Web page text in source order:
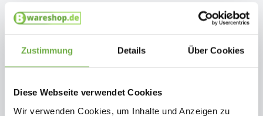
Zustimmung Details Über Cookies
Diese Webseite verwendet Cookies
Wir verwenden Cookies, um Inhalte und Anzeigen zu
Abonnieren Sie unseren
Newsletter
Aktionen!